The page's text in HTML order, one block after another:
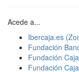
Acede a...
Ibercaja.es
Fundación
Fundación
Fundación